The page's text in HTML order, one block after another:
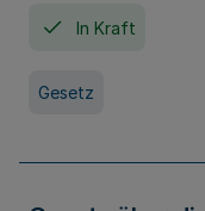
In Kraft
Gesetz